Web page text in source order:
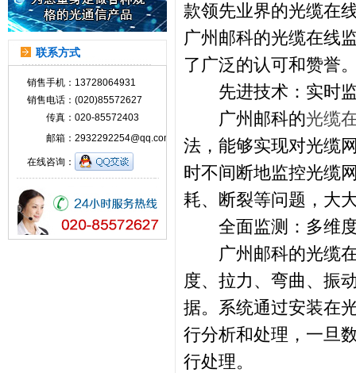
联系方式
销售手机： 13728064931
销售电话： (020)85572627
传真： 020-85572403
邮箱： 2932292254@qq.com
在线咨询：
款领先业界的光缆在
广州邮科的光缆在线
了广泛的认可和赞誉
先进技术：实时监
广州邮科的光缆
法，能够实现对光缆
时不间断地监控光缆
耗、断裂等问题，大
全面监测：多维度
广州邮科的光缆在
度、拉力、弯曲、振
据。系统通过安装在
行分析和处理，一旦
行处理。